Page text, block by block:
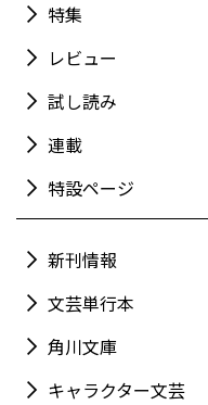
特集
レビュー
試し読み
連載
特設ページ
新刊情報
文芸単行本
角川文庫
キャラクター文芸